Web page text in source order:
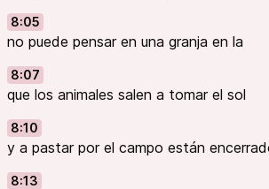
8:05
no puede pensar en una granja en la
8:07
que los animales salen a tomar el sol
8:10
y a pastar por el campo están
8:13